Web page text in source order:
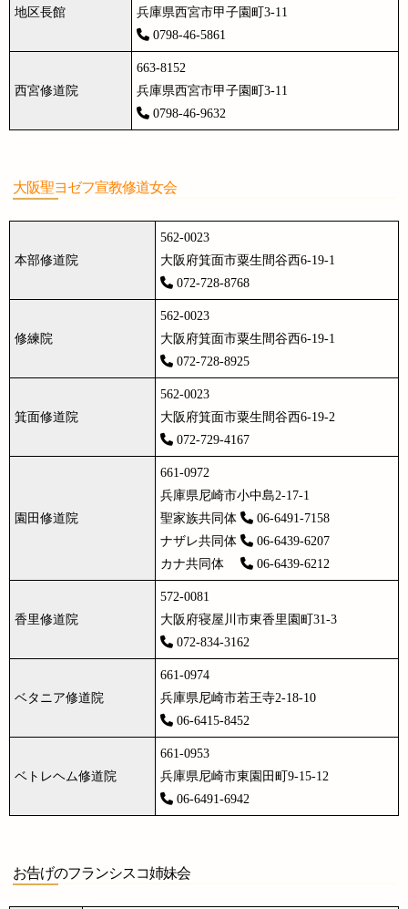
地区長館
兵庫県西宮市甲子園町3-11
0798-46-5861
西宮修道院
663-8152
兵庫県西宮市甲子園町3-11
0798-46-9632
大阪聖ヨゼフ宣教修道女会
本部修道院
562-0023
大阪府箕面市粟生間谷西6-19-1
072-728-8768
修練院
562-0023
大阪府箕面市粟生間谷西6-19-1
072-728-8925
箕面修道院
562-0023
大阪府箕面市粟生間谷西6-19-2
072-729-4167
園田修道院
661-0972
兵庫県尼崎市小中島2-17-1
聖家族共同体
06-6491-7158
ナザレ共同体
06-6439-6207
カナ共同体
06-6439-6212
香里修道院
572-0081
大阪府寝屋川市東香里園町31-3
072-834-3162
ベタニア修道院
661-0974
兵庫県尼崎市若王寺2-18-10
06-6415-8452
ベトレヘム修道院
661-0953
兵庫県尼崎市東園田町9-15-12
06-6491-6942
お告げのフランシスコ姉妹会